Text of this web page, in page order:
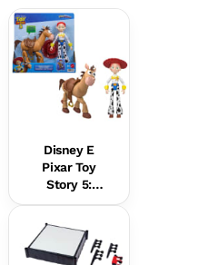
Disney E
Pixar Toy
Story 5:
Jessie E
Set Da 2
Action Figure